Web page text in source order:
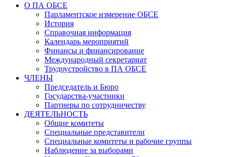
О ПА ОБСЕ
Парламентское измерение ОБСЕ
История
Справочная информация
Календарь мероприятий
Финансы и финансирование
Международный секретариат
Трудоустройство в ПА ОБСЕ
ЧЛЕНЫ
Председатель и Бюро
Государства-участники
Партнеры по сотрудничеству
ДЕЯТЕЛЬНОСТЬ
Общие комитеты
Специальные представители
Специальные комитеты и рабочие группы
Наблюдение за выборами